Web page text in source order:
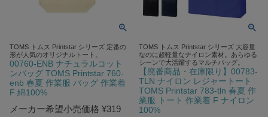
TOMS トムス Printstar シリーズ 定番の
形が人気のオリジナルトート。
00760-ENB ナチュラルコット
ンバッグ TOMS Printstar 760-
enb 春夏 作業服 バッグ 作業着
F 綿100%
メーカー希望小売価格 ¥319
TOMS トムス Printstar シリーズ 大容量
なのに超軽量なナイロン素材。あらゆる
シーンで大活躍するマルチバッグ。
【廃番商品・在庫限り】00783-
TLN ナイロン レジャートート
TOMS Printstar 783-tln 春夏 作
業服 トート 作業着 F ナイロン
100%